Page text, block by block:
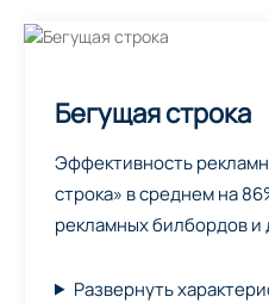
Бегущая строка
Эффективность
строка» в среднем на
рекламных билбордов и
Развернуть